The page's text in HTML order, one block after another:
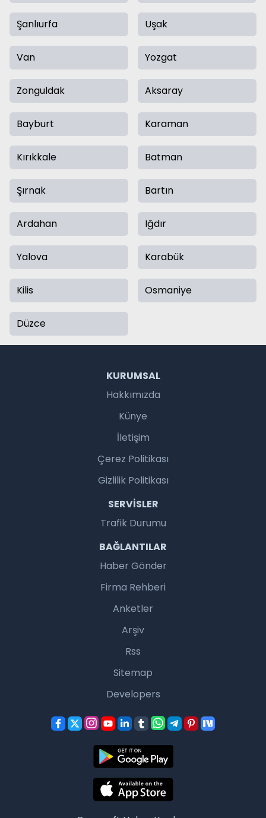
Şanlıurfa Uşak
Van Yozgat
Zonguldak Aksaray
Bayburt Karaman
Kırıkkale Batman
Şırnak Bartın
Ardahan Iğdır
Yalova Karabük
Kilis Osmaniye
Düzce
KURUMSAL
Hakkımızda
Künye
İletişim
Çerez Politikası
Gizlilik Politikası
SERVISLER
Trafik Durumu
BAĞLANTILAR
Haber Gönder
Firma Rehberi
Anketler
Arşiv
Rss
Sitemap
Developers